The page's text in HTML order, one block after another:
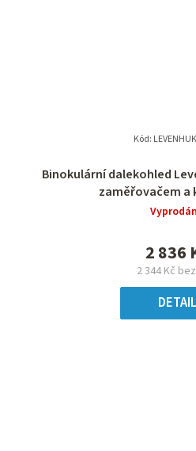
Binokulární dalekohled
zaměřovačem a
2 344 Kč
2 836
DETAIL
Kód: